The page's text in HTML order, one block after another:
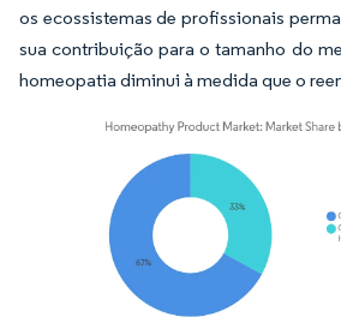
os ecossistemas de profissionais
sua contribuição para o tamanho do
homeopatia diminui à medida que o